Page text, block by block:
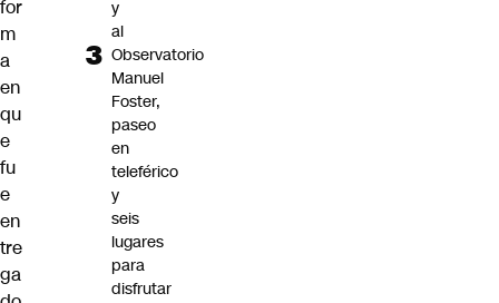
for
m
a
en
qu
e
fu
e
en
tre
ga
y
al
Observatorio
Manuel
Foster,
paseo
en
teleférico
y
seis
lugares
para
disfrutar